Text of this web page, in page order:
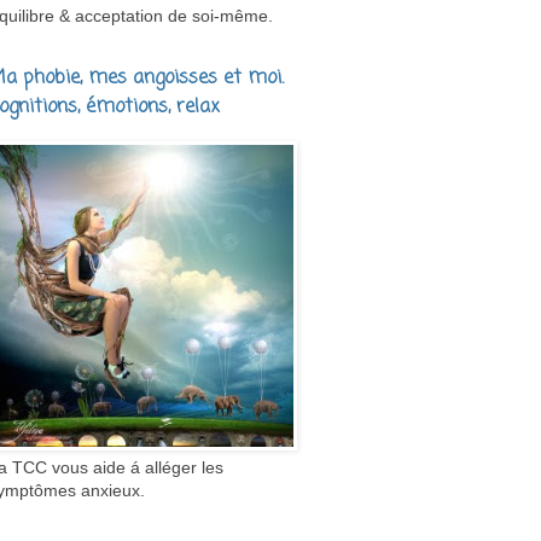
& acceptation de soi-même.
phobie, mes angoisses et moi.
émotions, relax
TCC vous aide á alléger les
anxieux.